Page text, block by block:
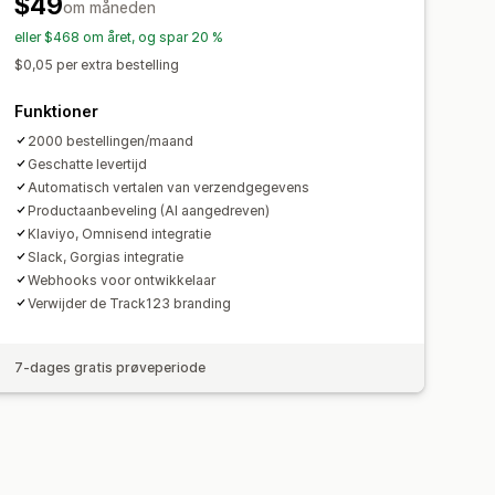
om måneden
eller $468 om året, og spar 20 %
$0,05 per extra bestelling
Funktioner
2000 bestellingen/maand
Geschatte levertijd
Automatisch vertalen van verzendgegevens
Productaanbeveling (AI aangedreven)
Klaviyo, Omnisend integratie
Slack, Gorgias integratie
Webhooks voor ontwikkelaar
Verwijder de Track123 branding
7-dages gratis prøveperiode